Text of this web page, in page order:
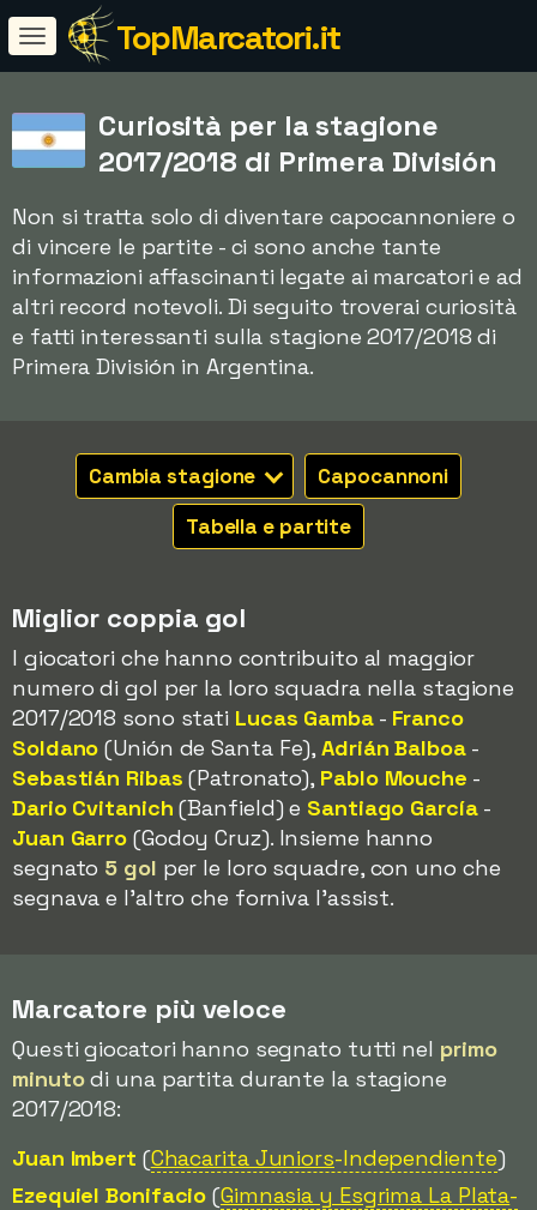
TopMarcatori.it
Curiosità per la stagione
2017/2018 di Primera División
Non si tratta solo di diventare capocannoniere o
di vincere le partite - ci sono anche tante
informazioni affascinanti legate ai marcatori e ad
altri record notevoli. Di seguito troverai curiosità
e fatti interessanti sulla stagione 2017/2018 di
Primera División in Argentina.
Cambia stagione
Capocannoni
Tabella e partite
Miglior coppia gol
I giocatori che hanno contribuito al maggior
numero di gol per la loro squadra nella stagione
2017/2018 sono stati Lucas Gamba- Franco
Soldano (Unión de Santa Fe),Adrián Balboa-
Sebastián Ribas (Patronato), Pablo Mouche -
Dario Cvitanich (Banfield) e Santiago García-
Juan Garro (Godoy Cruz). Insieme hanno
segnato 5 gol per le loro squadre, con uno che
segnava e l'altro che forniva l'assist.
Marcatore più veloce
Questi giocatori hanno segnato tutti nel primo
minutodi una partita durante la stagione
2017/2018:
Juan Imbert (Chacarita Juniors-Independiente)
Ezequiel Bonifacio (Gimnasia y Esgrima La Plata-